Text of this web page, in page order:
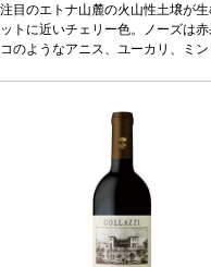
トラクチャーが広がり、心地良い
カレーゼ 100% 認証EQUALITAS
あり価格が同様の場合は自動的に
注目のエトナ山麓の火山性土壌が
ットに近いチェリー色。ノーズは
コのようなアニス、ユーカリ、ミ
あり価格が同様の場合は自動的に